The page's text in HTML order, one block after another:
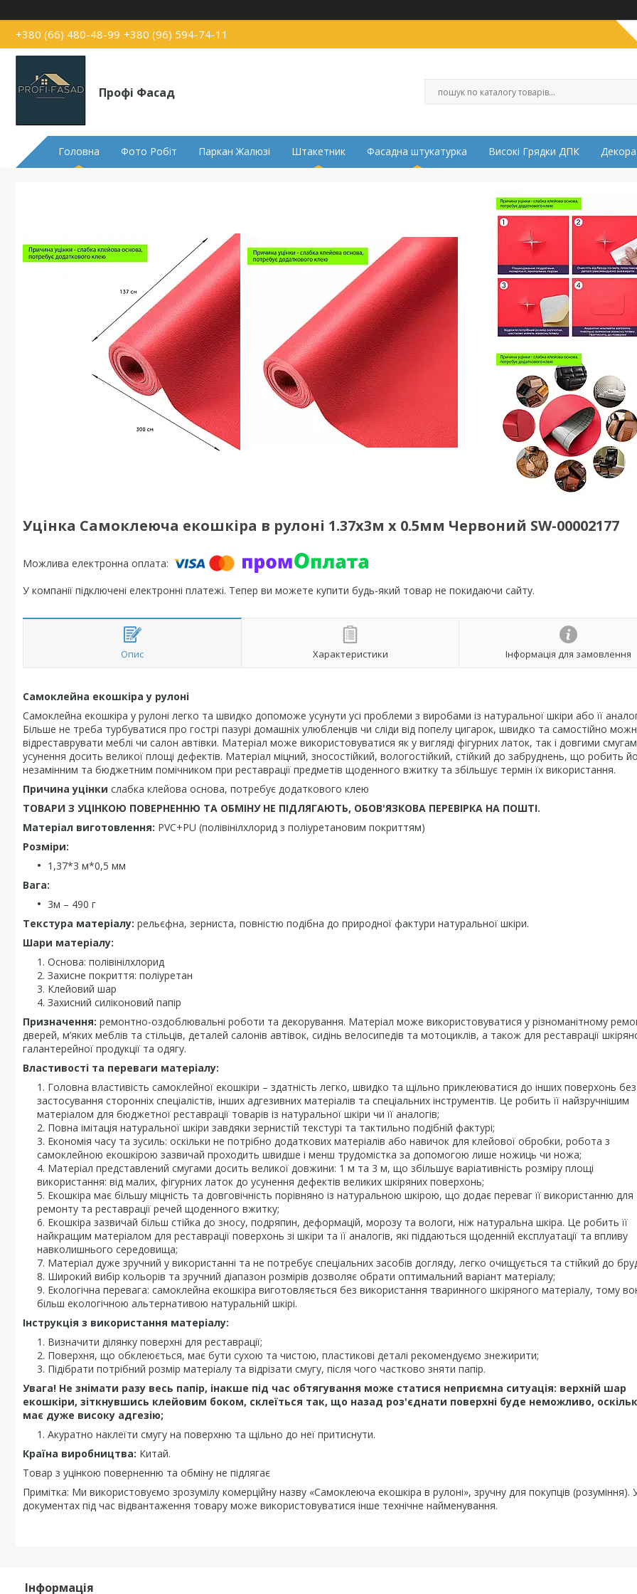
+380 (66) 480-48-99 +380 (96) 594-74-11
Профі Фасад
Головна Фото Робіт Паркан Жалюзі Штакетник Фасадна штукатурка Високі Грядки ДПК
Уцінка Самоклеюча екошкіра в рулоні 1.37х3м х 0.5мм Червоний SW-00002177
У компанії підключені електронні платежі. Тепер ви можете купити будь-який товар не покидаючи сайту.
Опис Характеристики Інформація для замовлення
Самоклейна екошкіра у рулоні
Самоклейна екошкіра у рулоні легко та швидко допоможе усунути усі проблеми з виробами із натуральної шкіри або її
Більше не треба турбуватися про гострі пазурі домашніх улюбленців чи сліди від попелу цигарок, швидко та самостійно
відреставрувати меблі чи салон автівки. Матеріал може використовуватися як у вигляді фігурних латок, так і довгими
усунення досить великої площі дефектів. Матеріал міцний, зносостійкий, вологостійкий, стійкий до забруднень, що робить
незамінним та бюджетним помічником при реставрації предметів щоденного вжитку та збільшує термін їх використання.
Причина уцінки слабка клейова основа, потребує додаткового клею
ТОВАРИ З УЦІНКОЮ ПОВЕРНЕННЮ ТА ОБМІНУ НЕ ПІДЛЯГАЮТЬ, ОБОВ'ЯЗКОВА ПЕРЕВІРКА НА ПОШТІ.
Матеріал виготовлення: PVC+PU (полівінілхлорид з поліуретановим покриттям)
Розміри:
1,37*3 м*0,5 мм
Вага:
3м – 490 г
Текстура матеріалу: рельєфна, зерниста, повністю подібна до природної фактури натуральної шкіри.
Шари матеріалу:
Основа: полівінілхлорид
Захисне покриття: поліуретан
Клейовий шар
Захисний силіконовий папір
Призначення: ремонтно-оздоблювальні роботи та декорування. Матеріал може використовуватися у різноманітному
дверей, м’яких меблів та стільців, деталей салонів автівок, сидінь велосипедів та мотоциклів, а також для реставрації
галантерейної продукції та одягу.
Властивості та переваги матеріалу:
Головна властивість самоклейної екошкіри – здатність легко, швидко та щільно приклеюватися до інших поверхонь без
застосування сторонніх спеціалістів, інших адгезивних матеріалів та спеціальних інструментів. Це робить її найзручнішим
матеріалом для бюджетної реставрації товарів із натуральної шкіри чи її аналогів;
Повна імітація натуральної шкіри завдяки зернистій текстурі та тактильно подібній фактурі;
Економія часу та зусиль: оскільки не потрібно додаткових матеріалів або навичок для клейової обробки, робота з
самоклейною екошкірою зазвичай проходить швидше і менш трудомістка за допомогою лише ножиць чи ножа;
Матеріал представлений смугами досить великої довжини: 1 м та 3 м, що збільшує варіативність розміру площі
використання: від малих, фігурних латок до усунення дефектів великих шкіряних поверхонь;
Екошкіра має більшу міцність та довговічність порівняно із натуральною шкірою, що додає переваг її використанню для
ремонту та реставрації речей щоденного вжитку;
Екошкіра зазвичай більш стійка до зносу, подряпин, деформацій, морозу та вологи, ніж натуральна шкіра. Це робить її
найкращим матеріалом для реставрації поверхонь зі шкіри та її аналогів, які піддаються щоденній експлуатації та впливу
навколишнього середовища;
Матеріал дуже зручний у використанні та не потребує спеціальних засобів догляду, легко очищується та стійкий до
Широкий вибір кольорів та зручний діапазон розмірів дозволяє обрати оптимальний варіант матеріалу;
Екологічна перевага: самоклейна екошкіра виготовляється без використання тваринного шкіряного матеріалу, тому
більш екологічною альтернативою натуральній шкірі.
Інструкція з використання матеріалу:
Визначити ділянку поверхні для реставрації;
Поверхня, що обклеюється, має бути сухою та чистою, пластикові деталі рекомендуємо знежирити;
Підібрати потрібний розмір матеріалу та відрізати смугу, після чого частково зняти папір.
Увага! Не знімати разу весь папір, інакше під час обтягування може статися неприємна ситуація: верхній шар
екошкіри, зіткнувшись клейовим боком, склеїться так, що назад роз'єднати поверхні буде неможливо,
має дуже високу адгезію;
Акуратно наклеїти смугу на поверхню та щільно до неї притиснути.
Країна виробництва: Китай.
Товар з уцінкою поверненню та обміну не підлягає
Примітка: Ми використовуємо зрозумілу комерційну назву «Самоклеюча екошкіра в рулоні», зручну для покупців (розуміння).
документах під час відвантаження товару може використовуватися інше технічне найменування.
Інформація